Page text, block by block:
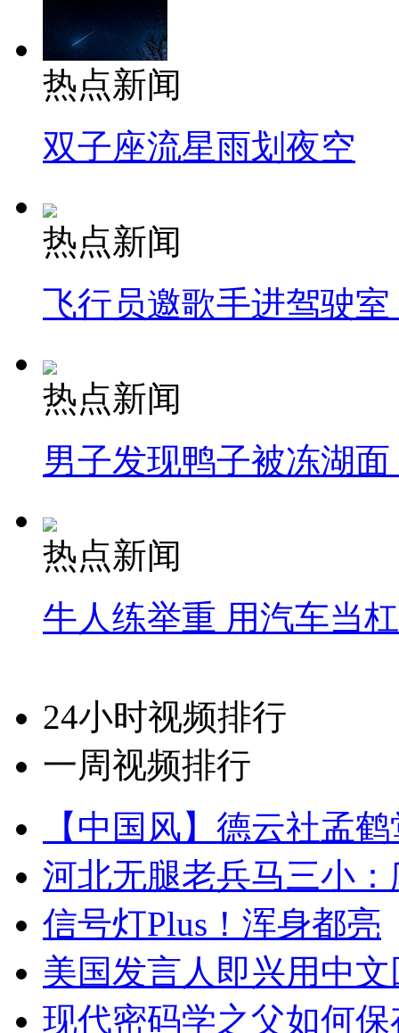
热点新闻
双子座流星雨划夜空
热点新闻
飞行员邀歌手进驾驶
热点新闻
男子发现鸭子被冻湖
热点新闻
牛人练举重 用汽车当
24小时视频排行
一周视频排行
【中国风】德云社孟
河北无腿老兵马三小
信号灯Plus！浑身都亮
美国发言人即兴用中
现代密码学之父如何